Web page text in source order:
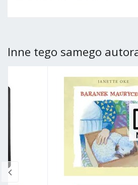
Inne tego samego